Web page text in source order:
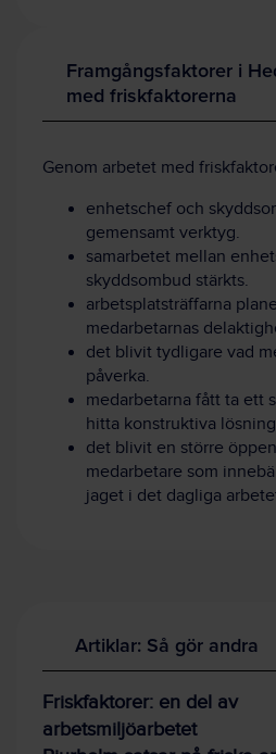
Framgångsfaktorer i
med friskfaktorerna
Genom arbetet med
enhetschef och
gemensamt verktyg.
samarbetet mellan
skyddsombud stärkts.
arbetsplatsträffarna
medarbetarnas
det blivit tydligare vad
påverka.
medarbetarna fått ta ett
hitta konstruktiva
det blivit en större
medarbetare som
jaget i det dagliga
Artiklar: Så gör andra
Friskfaktorer: en del av
arbetsmiljöarbetet